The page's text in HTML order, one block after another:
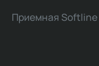
Приемная Softline